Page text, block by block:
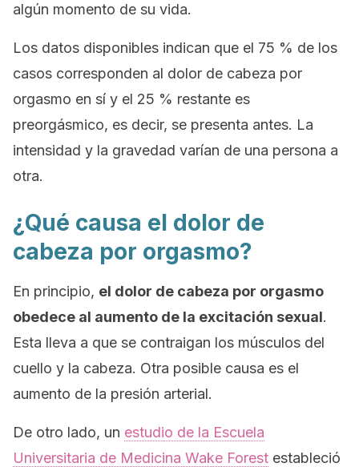
algún momento de su vida.
Los datos disponibles indican que el 75 % de los
casos corresponden al dolor de cabeza por
orgasmo en sí y el 25 % restante es
preorgásmico, es decir, se presenta antes. La
intensidad y la gravedad varían de una persona a
otra.
¿Qué causa el dolor de
cabeza por orgasmo?
En principio, el dolor de cabeza por orgasmo
obedece al aumento de la excitación sexual.
Esta lleva a que se contraigan los músculos del
cuello y la cabeza. Otra posible causa es el
aumento de la presión arterial.
De otro lado, un estudio de la Escuela
Universitaria de Medicina Wake Forest estableció